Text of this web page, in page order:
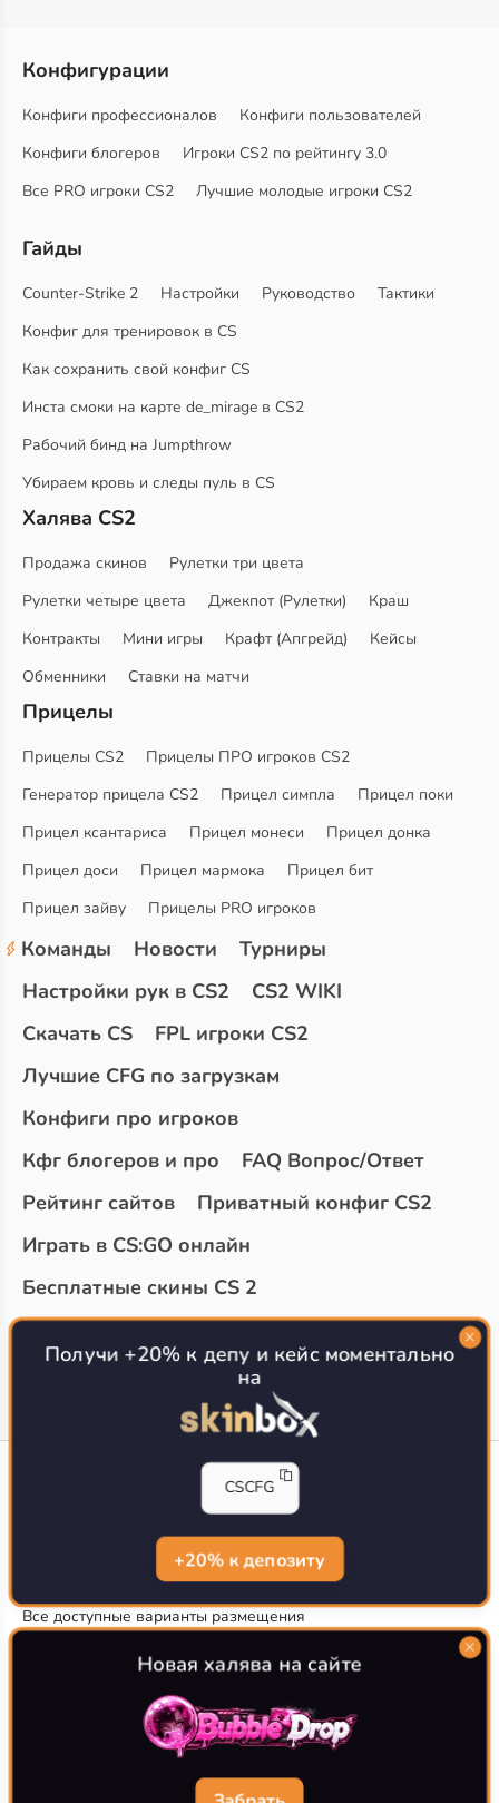
Конфигурации
Конфиги профессионалов
Конфиги пользователей
Конфиги блогеров
Игроки CS2 по рейтингу 3.0
Все PRO игроки CS2
Лучшие молодые игроки CS2
Гайды
Counter-Strike 2 Настройки Руководство
Тактики
Конфиг для тренировок в CS
Как сохранить свой конфиг CS
Инста смоки на карте de_mirage в CS2
Рабочий бинд на Jumpthrow
Убираем кровь и следы пуль в CS
Халява CS2
Продажа скинов
Рулетки три цвета
Рулетки четыре цвета
Джекпот (Рулетки)
Краш
Контракты
Мини игры Крафт (Апгрейд)
Кейсы
Обменники
Ставки на матчи
Прицелы
Прицелы CS2
Прицелы ПРО игроков CS2
Генератор прицела CS2
Прицел симпла
Прицел поки
Прицел ксантариса
Прицел монеси
Прицел донка
Прицел доси
Прицел мармока
Прицел бит
Прицел зайву
Прицелы PRO игроков
Команды Новости
Турниры
Настройки рук в CS2
CS2 WIKI
Скачать CS
FPL игроки CS2
Лучшие CFG по загрузкам
Конфиги про игроков
Кфг блогеров и про
FAQ Вопрос/Ответ
Рейтинг сайтов
Приватный конфиг CS2
Играть в CS:GO онлайн
Бесплатные скины CS 2
Топ сайтов с халявой КС 2
О проекте
CS-CONFIG.com © 2020-2026 г.
Политика конфиденциальности
РЕКЛАМА НА САЙТЕ
Все доступные варианты размещения
Согласие на обработку данных
О CS-CONFIG.COM
CFG pro CS 2 - именно это мы и размещаем на нашем
проекте, иными словами мы предоставляем пользователям
конфиги про игроков кс2. Также вы сможете
самостоятельно поделиться своими настройками с другими
Получи +20% к депу и кейс моментально
на
CSCFG
+20% к депозиту
Новая халява на сайте